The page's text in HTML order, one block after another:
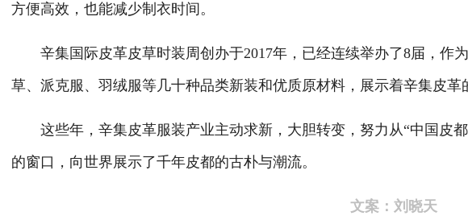
方便高效，也能减少制衣时间。
辛集国际皮革皮草时装周创办于2017年，已经连续举办了8届，作
草、派克服、羽绒服等几十种品类新装和优质原材料，展示着辛集皮革
这些年，辛集皮革服装产业主动求新，大胆转变，努力从“中国皮都
的窗口，向世界展示了千年皮都的古朴与潮流。
文案：刘晓天